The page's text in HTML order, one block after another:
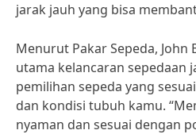
jarak jauh yang bisa
Menurut Pakar Sepeda, John
utama kelancaran sepedaan
pemilihan sepeda yang
dan kondisi tubuh kamu.
nyaman dan sesuai dengan